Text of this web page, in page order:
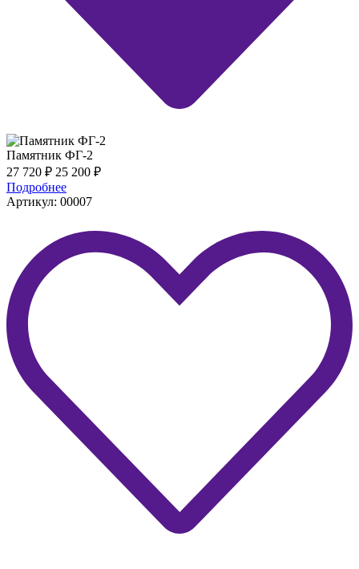
Памятник ФГ-2
27 720 ₽ 25 200 ₽
Подробнее
Артикул: 00007